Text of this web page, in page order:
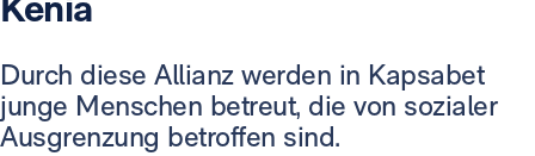
Durch diese Allianz werden in Kapsabet
junge Menschen betreut, die von sozialer
Ausgrenzung betroffen sind.